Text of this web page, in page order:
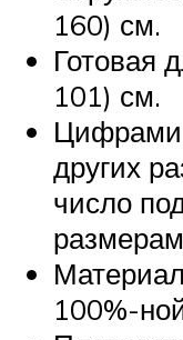
160) см.
Готовая
101) см.
Цифрами
других
число
100%-